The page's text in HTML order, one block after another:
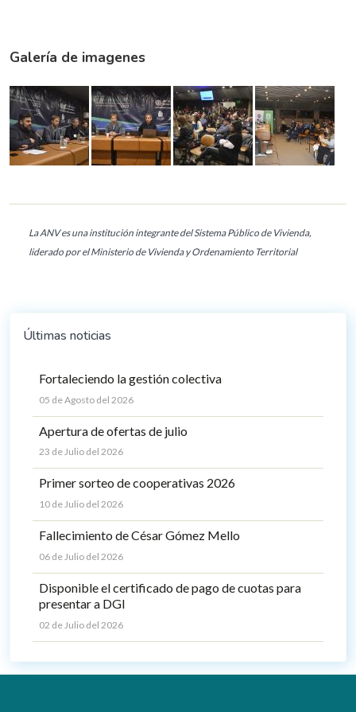
Galería de imagenes
La ANV es una institución integrante del Sistema Público de Vivienda,
liderado por el Ministerio de Vivienda y Ordenamiento Territorial
Últimas noticias
Fortaleciendo la gestión colectiva
05 de Agosto del 2026
Apertura de ofertas de julio
23 de Julio del 2026
Primer sorteo de cooperativas 2026
10 de Julio del 2026
Fallecimiento de César Gómez Mello
06 de Julio del 2026
Disponible el certificado de pago de cuotas para
presentar a DGI
02 de Julio del 2026